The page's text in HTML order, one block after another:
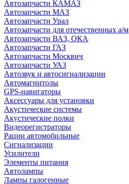
Автозапчасти КАМАЗ
Автозапчасти МАЗ
Автозапчасти Урал
Автозапчасти для отечественных а/м
Автозапчасти ВАЗ, ОКА
Автозапчасти ГАЗ
Автозапчасти Москвич
Автозапчасти УАЗ
Автозвук и автосигнализации
Автомагнитолы
GPS-навигаторы
Аксессуары для установки
Акустические системы
Акустические полки
Видеорегистраторы
Рации автомобильные
Сигнализации
Усилители
Элементы питания
Автолампы
Лампы галогенные